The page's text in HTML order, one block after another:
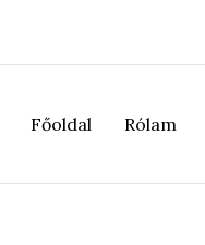
Főoldal Rólam